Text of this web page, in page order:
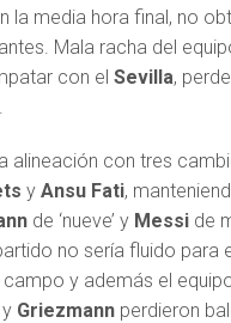
la media hora final, no
Mala racha del
con elSevilla,
alineación con tres
yAnsu Fati,
de ‘nueve’ y Messi de
no sería fluido para
y además el
y Griezmann perdieron